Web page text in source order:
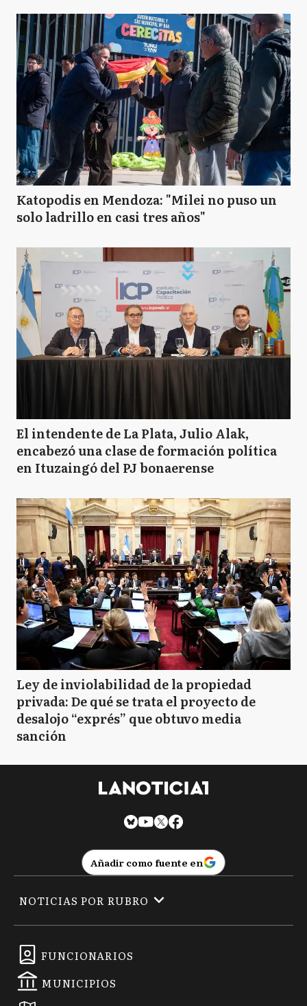
Katopodis en Mendoza: "Milei no puso un
solo ladrillo en casi tres años"
El intendente de La Plata, Julio Alak,
encabezó una clase de formación política
en Ituzaingó del PJ bonaerense
Ley de inviolabilidad de la propiedad
privada: De qué se trata el proyecto de
desalojo “exprés” que obtuvo media
sanción
Añadir como fuente en
FUNCIONARIOS
MUNICIPIOS
NOTICIAS POR RUBRO